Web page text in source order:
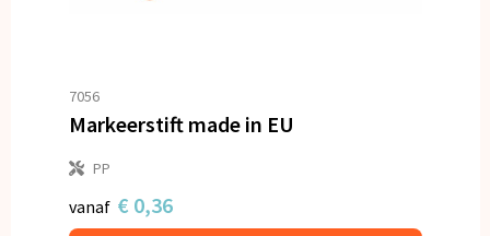
7056
Markeerstift made in EU
PP
vanaf € 0,36